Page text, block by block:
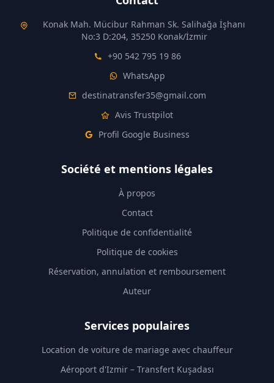
Konak Mah. Mücibur Rahman Sk. Salihağa İşhanı
No:3 D:204, 35250 Konak/İzmir
+90 542 795 19 86
WhatsApp
destinatransfer35@gmail.com
Avis Trustpilot
Profil Google Business
Société et mentions légales
À propos
Contact
Politique de confidentialité
Politique de cookies
Réservation, annulation et remboursement
Auteur
Services populaires
Location de voiture de mariage avec chauffeur
Aéroport d'Izmir – Transfert Kuşadası